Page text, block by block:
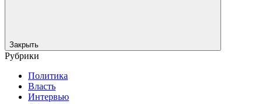
Закрыть
Рубрики
Политика
Власть
Интервью